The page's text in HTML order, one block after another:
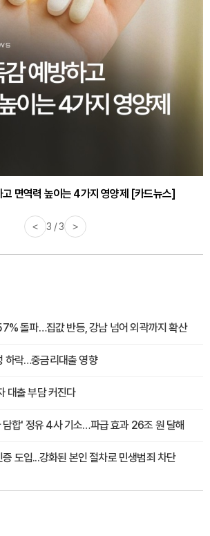
고 면역력 높이는 4가지 영양제 [카드뉴스]
< 3 / 3 >
돌파…집값 반등, 강남 넘어 외곽까지 확산
하락…중금리대출 영향
대출 부담 커진다
담합' 정유 4사 기소…파급 효과 26조 원 달해
도입...강화된 본인 절차로 민생범죄 차단